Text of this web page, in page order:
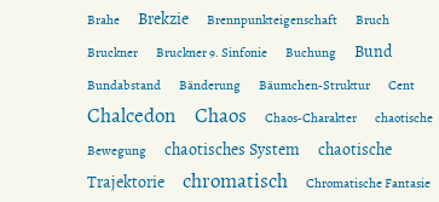
Brahe
Brekzie Brennpunkteigenschaft
Bruch
Bruckner
Bruckner 9. Sinfonie Buchung Bund
Bundabstand Bänderung Bäumchen-Struktur Cent
Chalcedon Chaos Chaos-Charakter
chaotische
Bewegung
chaotisches System
chaotische
Trajektorie
chromatisch Chromatische Fantasie